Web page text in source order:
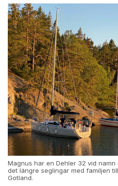
Magnus har en Dehler 32 vid
det längre seglingar med familjen
Gotland.